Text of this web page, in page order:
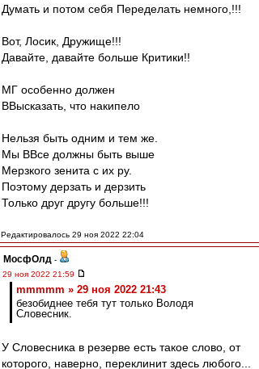
Думать и потом себя Переделать немного,!!!
Вот, Лосик, Дружище!!!
Давайте, давайте больше Критики!!
МГ особенно должен
ВВысказать, что накипело
Нельзя быть одним и тем же.
Мы ВВсе должны быть выше
Мерзкого зенита с их ру.
Поэтому дерзать и дерзить
Только друг другу больше!!!
Редактировалось 29 ноя 2022 22:04
МосфОлд -
29 ноя 2022 21:59
mmmmm » 29 ноя 2022 21:43
безобиднее тебя тут только Володя
Словесник.
У Словесника в резерве есть такое слово, от
которого, наверно, переклинит здесь любого...